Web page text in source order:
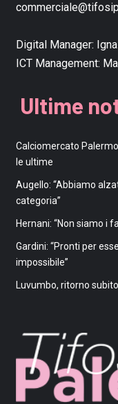
Digital Manager:
ICT Management:
Ultime
Calciomercato
le ultime
Augello: “Abbiamo
categoria”
Hernani: “Non siamo i
Gardini: “Pronti per
impossibile”
Luvumbo, ritorno